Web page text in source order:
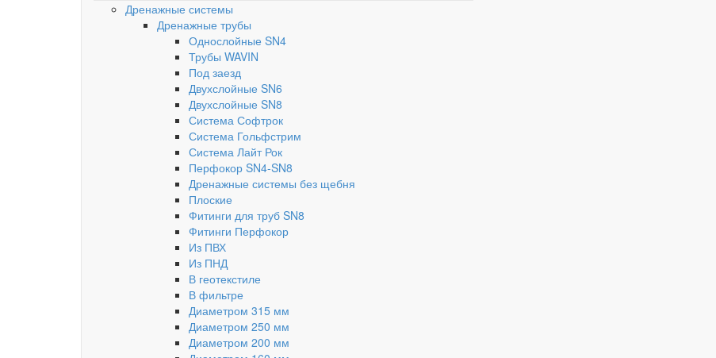
Дренажные системы
Дренажные трубы
Однослойные SN4
Трубы WAVIN
Под заезд
Двухслойные SN6
Двухслойные SN8
Система Софтрок
Система Гольфстрим
Система Лайт Рок
Перфокор SN4-SN8
Дренажные системы без щебня
Плоские
Фитинги для труб SN8
Фитинги Перфокор
Из ПВХ
Из ПНД
В геотекстиле
В фильтре
Диаметром 315 мм
Диаметром 250 мм
Диаметром 200 мм